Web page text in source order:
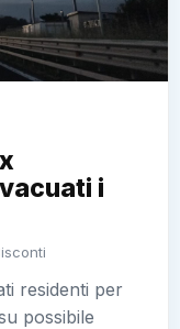
i
residenti per
possibile